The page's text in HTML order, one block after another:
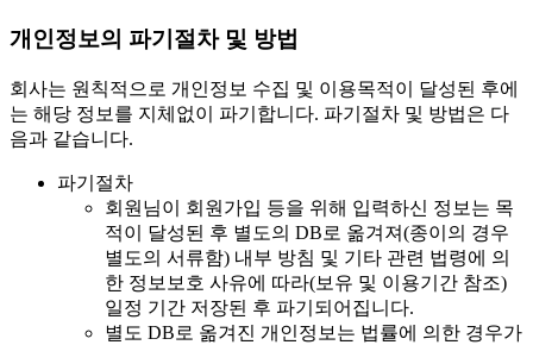
개인정보의 파기절차 및 방법
회사는 원칙적으로 개인정보 수집 및 이용목적이 달성된 후에
는 해당 정보를 지체없이 파기합니다. 파기절차 및 방법은 다
음과 같습니다.
파기절차
회원님이 회원가입 등을 위해 입력하신 정보는 목
적이 달성된 후 별도의 DB로 옮겨져(종이의 경우
별도의 서류함) 내부 방침 및 기타 관련 법령에 의
한 정보보호 사유에 따라(보유 및 이용기간 참조)
일정 기간 저장된 후 파기되어집니다.
별도 DB로 옮겨진 개인정보는 법률에 의한 경우가